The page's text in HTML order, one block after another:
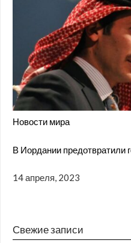
Новости мира
В Иордании предотвратили
14 апреля, 2023
Свежие записи